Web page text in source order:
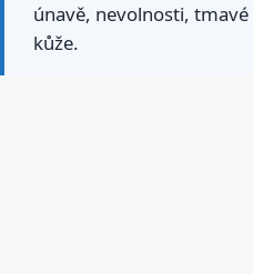
únavě, nevolnosti,
kůže.